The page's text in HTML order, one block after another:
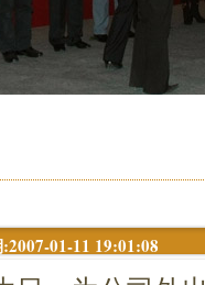
01-11 19:01:08